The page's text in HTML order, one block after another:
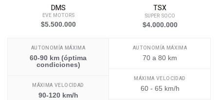
DMS
EVE MOTORS
$5.500.000
AUTONOMÍA MÁXIMA
60-90 km (óptima
condiciones)
MÁXIMA VELOCIDAD
90-120 km/h
TSX
SUPER SOCO
$4.000.000
AUTONOMÍA MÁXIMA
70 a 80 km
MÁXIMA VELOCIDAD
60 - 65 km/h